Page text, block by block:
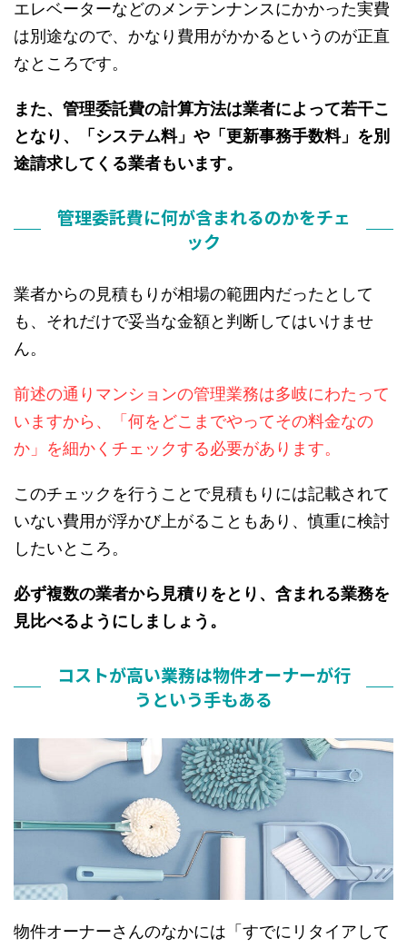
エレベーターなどのメンテンナンスにかかった実費
は別途なので、かなり費用がかかるというのが正直
なところです。
また、管理委託費の計算方法は業者によって若干こ
となり、「システム料」や「更新事務手数料」を別
途請求してくる業者もいます。
管理委託費に何が含まれるのかをチェ
ック
業者からの見積もりが相場の範囲内だったとして
も、それだけで妥当な金額と判断してはいけませ
ん。
前述の通りマンションの管理業務は多岐にわたって
いますから、「何をどこまでやってその料金なの
か」を細かくチェックする必要があります。
このチェックを行うことで見積もりには記載されて
いない費用が浮かび上がることもあり、慎重に検討
したいところ。
必ず複数の業者から見積りをとり、含まれる業務を
見比べるようにしましょう。
コストが高い業務は物件オーナーが行
うという手もある
物件オーナーさんのなかには「すでにリタイアして